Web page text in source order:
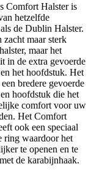
Comfort Halster is
hetzelfde
de Dublin Halster.
zacht maar sterk
maar het
in de extra gevoerde
het hoofdstuk. Het
bredere gevoerde
hoofdstuk die het
comfort voor uw
Het Comfort
ook een speciaal
ring waardoor het
te openen en te
de karabijnhaak.